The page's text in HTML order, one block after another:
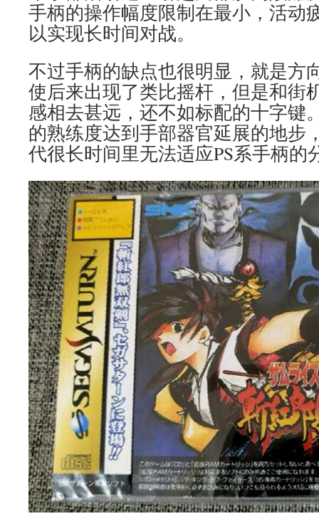
手柄的操作幅度限制在最小，活动
以实现长时间对战。
不过手柄的缺点也很明显，就是方
使后来出现了类比摇杆，但是和街
感相去甚远，还不如标配的十字键
的熟练度达到手部器官延展的地步
代很长时间里无法适应PS系手柄的